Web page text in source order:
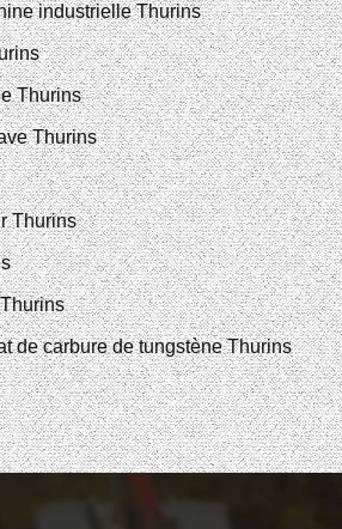
industrielle Thurins
Thurins
Thurins
Thurins
de carbure de tungstène Thurins